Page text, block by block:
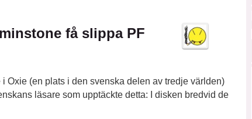
få slippa PF
Oxie (en plats i den svenska delen av tredje världen)
läsare som upptäckte detta: I disken bredvid de